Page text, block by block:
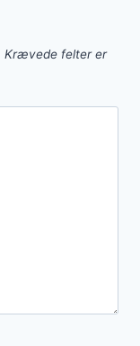
Krævede felter er